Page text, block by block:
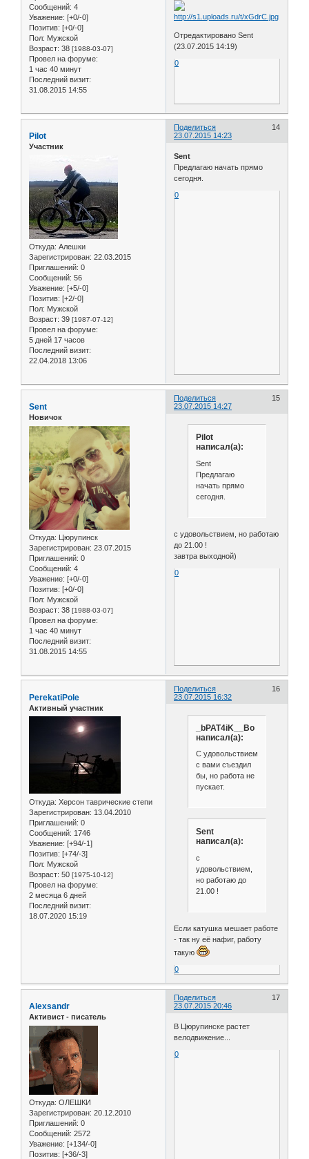
Сообщений: 4
Уважение: [+0/-0]
Позитив: [+0/-0]
Пол: Мужской
Возраст: 38 [1988-03-07]
Провел на форуме:
1 час 40 минут
Последний визит:
31.08.2015 14:55
Отредактировано Sent
(23.07.2015 14:19)
0
Поделиться
14
23.07.2015 14:23
Pilot
Участник
Откуда: Алешки
Зарегистрирован: 22.03.2015
Приглашений: 0
Сообщений: 56
Уважение: [+5/-0]
Позитив: [+2/-0]
Пол: Мужской
Возраст: 39 [1987-07-12]
Провел на форуме:
5 дней 17 часов
Последний визит:
22.04.2018 13:06
Sent
Предлагаю начать прямо
сегодня.
0
Поделиться
15
23.07.2015 14:27
Sent
Новичок
Откуда: Цюрупинск
Зарегистрирован: 23.07.2015
Приглашений: 0
Сообщений: 4
Уважение: [+0/-0]
Позитив: [+0/-0]
Пол: Мужской
Возраст: 38 [1988-03-07]
Провел на форуме:
1 час 40 минут
Последний визит:
31.08.2015 14:55
Pilot
написал(а):
Sent
Предлагаю
начать прямо
сегодня.
с удовольствием, но работаю
до 21.00 !
завтра выходной)
0
Поделиться
16
23.07.2015 16:32
PerekatiPole
Активный участник
Откуда: Херсон таврические степи
Зарегистрирован: 13.04.2010
Приглашений: 0
Сообщений: 1746
Уважение: [+94/-1]
Позитив: [+74/-3]
Пол: Мужской
Возраст: 50 [1975-10-12]
Провел на форуме:
2 месяца 6 дней
Последний визит:
18.07.2020 15:19
_bPAT4iK__Bo
написал(а):
С удовольствием
с вами съездил
бы, но работа не
пускает.
Sent
написал(а):
с
удовольствием,
но работаю до
21.00 !
Если катушка мешает работе
- так ну её нафиг, работу
такую
0
Поделиться
17
23.07.2015 20:46
Alexsandr
Активист - писатель
Откуда: ОЛЕШКИ
Зарегистрирован: 20.12.2010
Приглашений: 0
Сообщений: 2572
Уважение: [+134/-0]
Позитив: [+36/-3]
В Цюрупинске растет
велодвижение...
0